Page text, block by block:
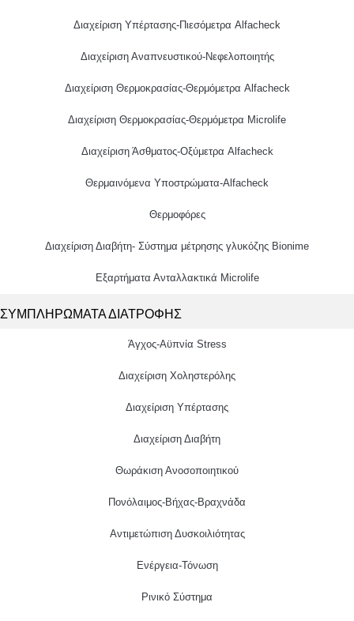
Διαχείριση Υπέρτασης-Πιεσόμετρα Alfacheck
Διαχείριση Αναπνευστικού-Νεφελοποιητής
Διαχείριση Θερμοκρασίας-Θερμόμετρα Alfacheck
Διαχείριση Θερμοκρασίας-Θερμόμετρα Microlife
Διαχείριση Άσθματος-Οξύμετρα Alfacheck
Θερμαινόμενα Υποστρώματα-Alfacheck
Θερμοφόρες
Διαχείριση Διαβήτη- Σύστημα μέτρησης γλυκόζης Bionime
Εξαρτήματα Ανταλλακτικά Microlife
ΣΥΜΠΛΗΡΩΜΑΤΑ ΔΙΑΤΡΟΦΗΣ
Άγχος-Αϋπνία Stress
Διαχείριση Χοληστερόλης
Διαχείριση Υπέρτασης
Διαχείριση Διαβήτη
Θωράκιση Ανοσοποιητικού
Πονόλαιμος-Βήχας-Βραχνάδα
Αντιμετώπιση Δυσκοιλιότητας
Eνέργεια-Τόνωση
Ρινικό Σύστημα